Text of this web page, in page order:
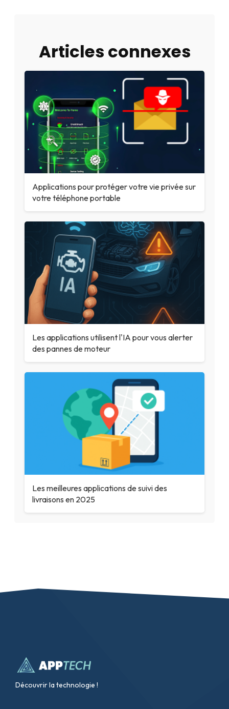
Articles connexes
Applications pour protéger votre vie privée sur
votre téléphone portable
Les applications utilisent l'IA pour vous alerter
des pannes de moteur
Les meilleures applications de suivi des
livraisons en 2025
Découvrir la technologie !